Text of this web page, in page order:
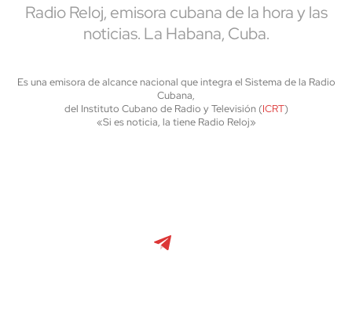
Radio Reloj, emisora cubana de la hora y las
noticias. La Habana, Cuba.
Es una emisora de alcance nacional que integra el Sistema de la Radio
Cubana,
del Instituto Cubano de Radio y Televisión (ICRT)
«Si es noticia, la tiene Radio Reloj»